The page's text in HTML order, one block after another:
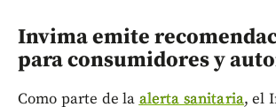
Invima emite
para consumidores y
Como parte de la alerta sanitaria, el